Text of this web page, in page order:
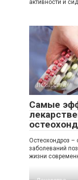
активности и
Лекарства
Самые
Остеохондроз –
заболеваний
жизни